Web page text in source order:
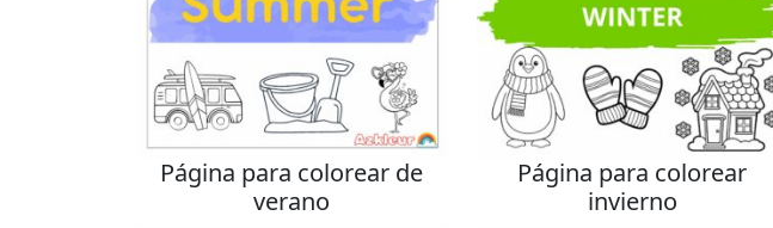
Página para colorear de
verano
Página para colorear
invierno